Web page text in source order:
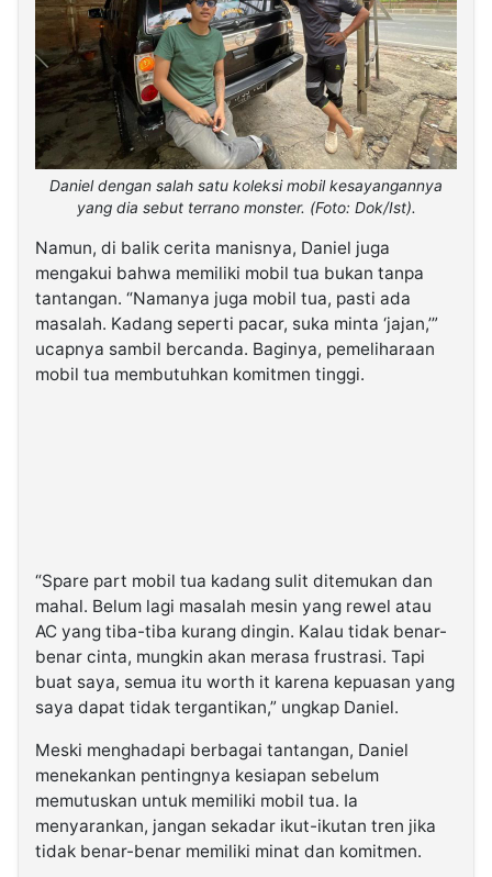
Daniel dengan salah satu koleksi mobil kesayangannya
yang dia sebut terrano monster. (Foto: Dok/Ist).
Namun, di balik cerita manisnya, Daniel juga
mengakui bahwa memiliki mobil tua bukan tanpa
tantangan. “Namanya juga mobil tua, pasti ada
masalah. Kadang seperti pacar, suka minta ‘jajan,’”
ucapnya sambil bercanda. Baginya, pemeliharaan
mobil tua membutuhkan komitmen tinggi.
“Spare part mobil tua kadang sulit ditemukan dan
mahal. Belum lagi masalah mesin yang rewel atau
AC yang tiba-tiba kurang dingin. Kalau tidak benar-
benar cinta, mungkin akan merasa frustrasi. Tapi
buat saya, semua itu worth it karena kepuasan yang
saya dapat tidak tergantikan,” ungkap Daniel.
Meski menghadapi berbagai tantangan, Daniel
menekankan pentingnya kesiapan sebelum
memutuskan untuk memiliki mobil tua. Ia
menyarankan, jangan sekadar ikut-ikutan tren jika
tidak benar-benar memiliki minat dan komitmen.